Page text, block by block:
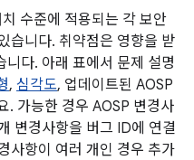
수준에 적용되는 각 보안
습니다. 취약점은 영향을 받
다. 아래 표에서 문제 설명
, 심각도, 업데이트된 AOSP
. 가능한 경우 AOSP 변경사
변경사항을 버그 ID에 연결
사항이 여러 개인 경우 추가